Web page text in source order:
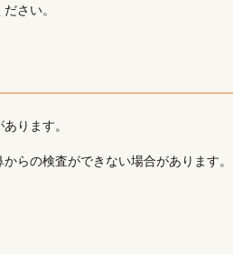
さい。
ります。
らの検査ができない場合があります。